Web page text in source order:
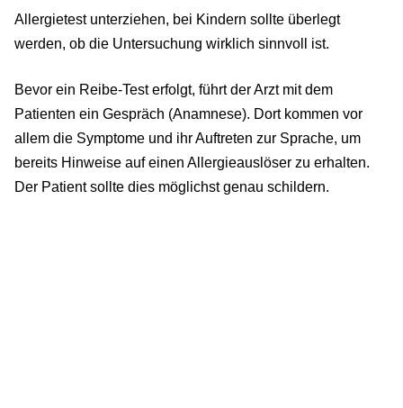
Allergietest unterziehen, bei Kindern sollte überlegt
werden, ob die Untersuchung wirklich sinnvoll ist.
Bevor ein Reibe-Test erfolgt, führt der Arzt mit dem
Patienten ein Gespräch (Anamnese). Dort kommen vor
allem die Symptome und ihr Auftreten zur Sprache, um
bereits Hinweise auf einen Allergieauslöser zu erhalten.
Der Patient sollte dies möglichst genau schildern.